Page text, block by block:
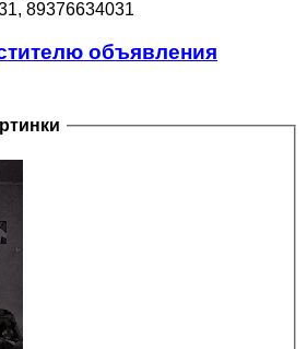
89376634031
объявления